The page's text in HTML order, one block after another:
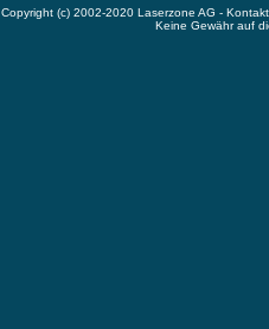
Copyright (c) 2002-2020 Laserzone AG -
Keine Gewähr auf